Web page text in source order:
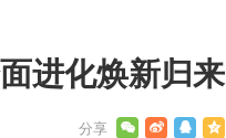
进化焕新归来